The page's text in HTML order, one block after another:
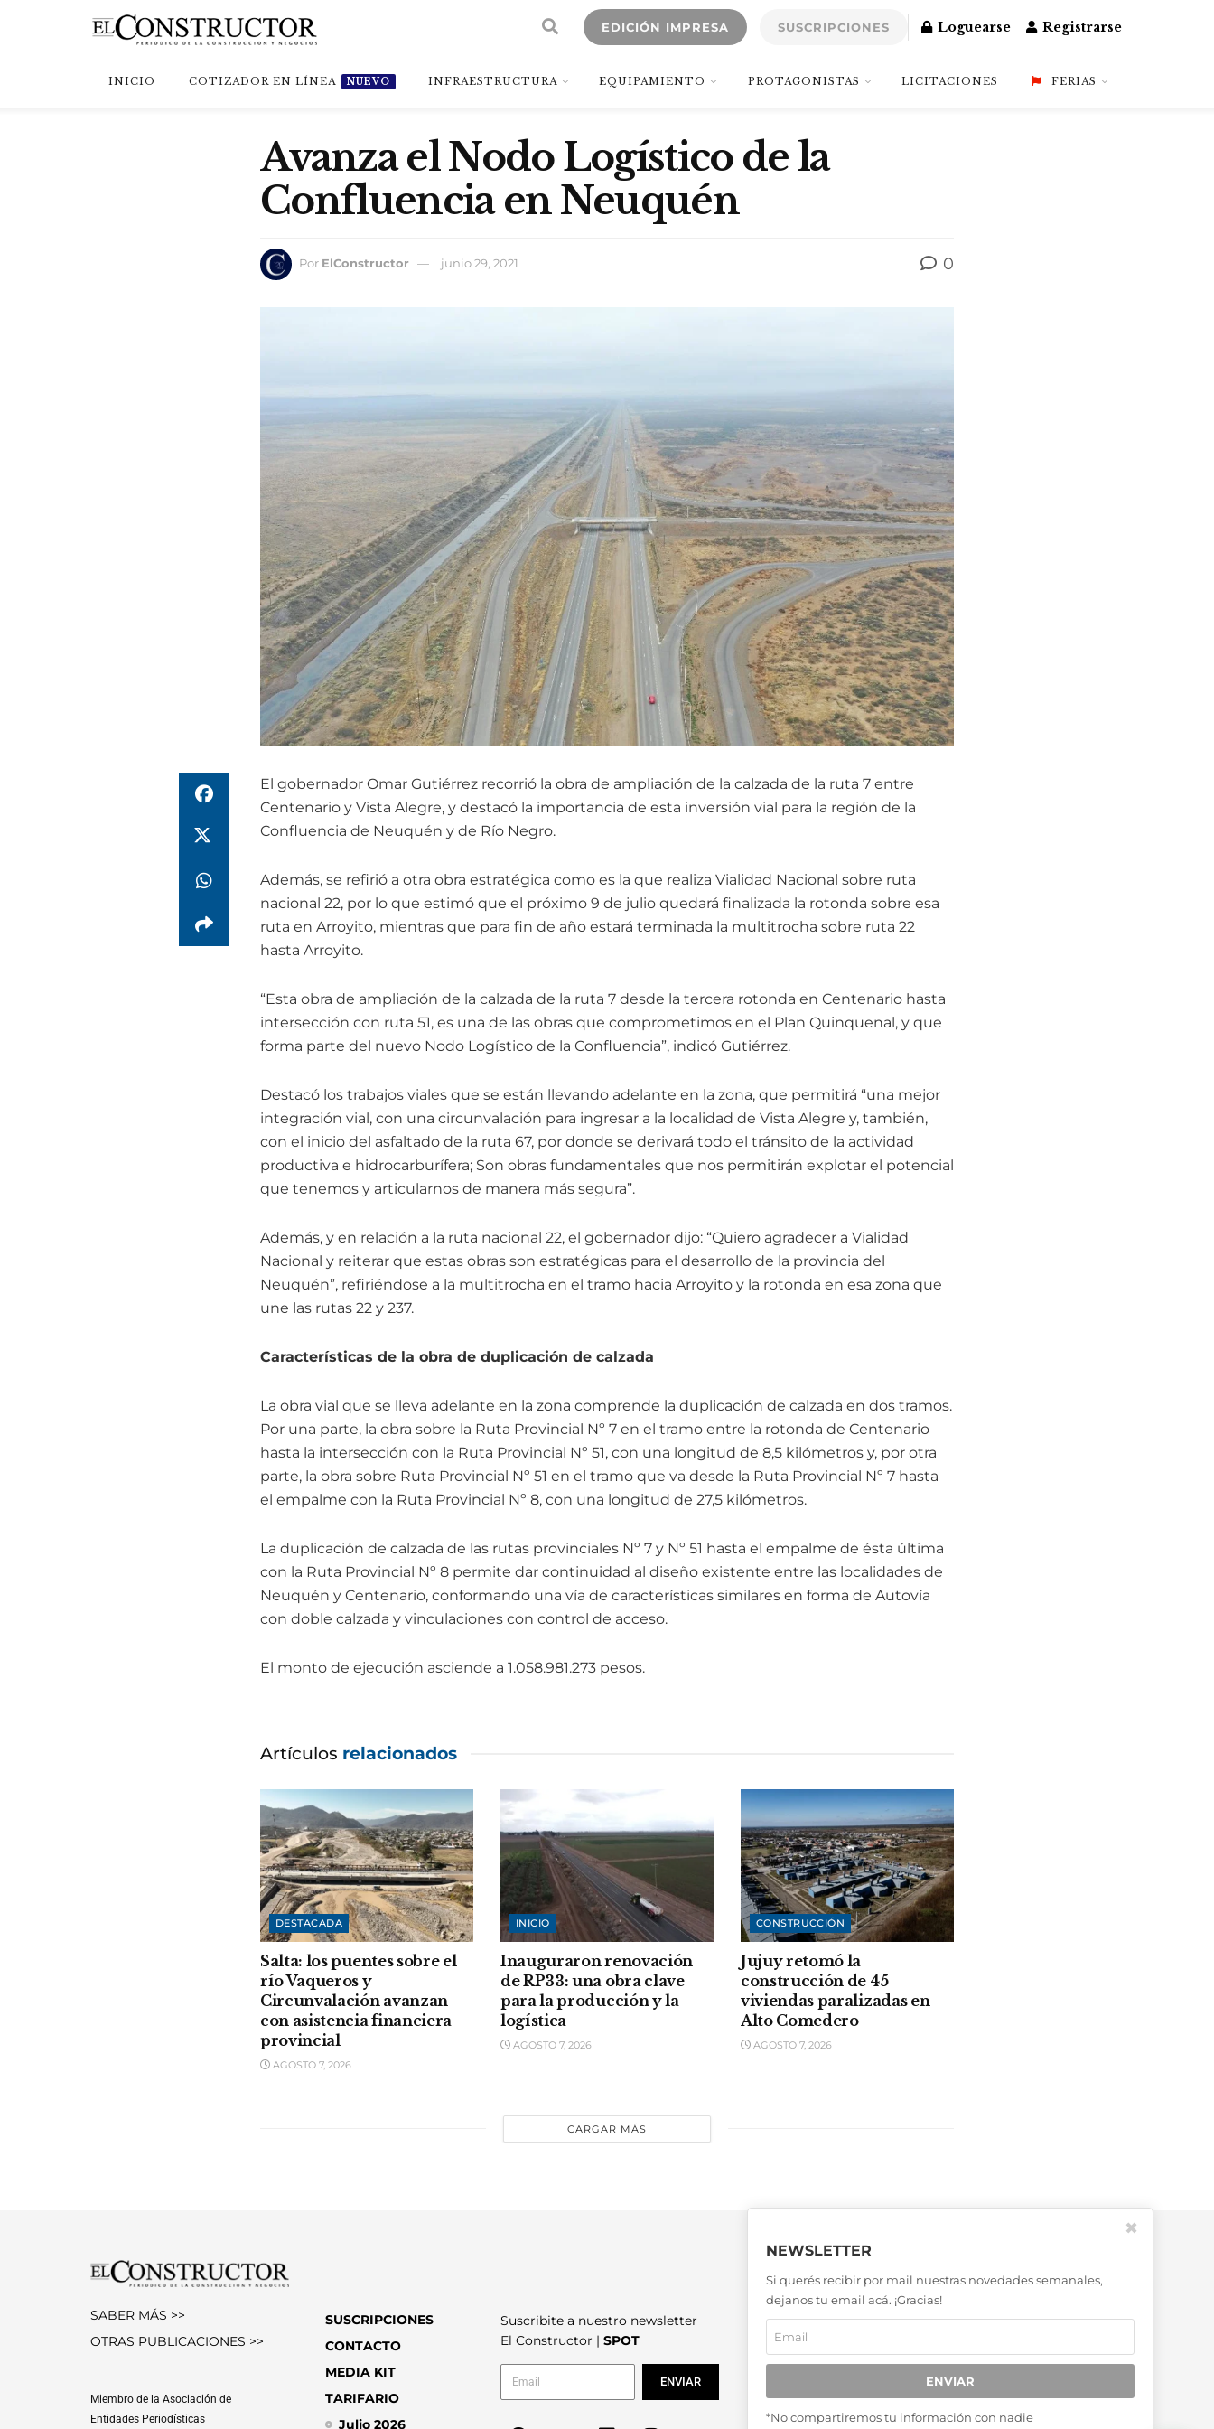
EDICIÓN IMPRESA SUSCRIPCIONES Loguearse Registrarse
INICIO COTIZADOR EN LÍNEA NUEVO INFRAESTRUCTURA EQUIPAMIENTO PROTAGONISTAS LICITACIONES FERIAS
Avanza el Nodo Logístico de la
Confluencia en Neuquén
Por ElConstructor junio 29, 2021 0
El gobernador Omar Gutiérrez recorrió la obra de ampliación de la calzada de la ruta 7 entre
Centenario y Vista Alegre, y destacó la importancia de esta inversión vial para la región de la
Confluencia de Neuquén y de Río Negro.
Además, se refirió a otra obra estratégica como es la que realiza Vialidad Nacional sobre ruta
nacional 22, por lo que estimó que el próximo 9 de julio quedará finalizada la rotonda sobre esa
ruta en Arroyito, mientras que para fin de año estará terminada la multitrocha sobre ruta 22
hasta Arroyito.
“Esta obra de ampliación de la calzada de la ruta 7 desde la tercera rotonda en Centenario hasta
intersección con ruta 51, es una de las obras que comprometimos en el Plan Quinquenal, y que
forma parte del nuevo Nodo Logístico de la Confluencia”, indicó Gutiérrez.
Destacó los trabajos viales que se están llevando adelante en la zona, que permitirá “una mejor
integración vial, con una circunvalación para ingresar a la localidad de Vista Alegre y, también,
con el inicio del asfaltado de la ruta 67, por donde se derivará todo el tránsito de la actividad
productiva e hidrocarburífera; Son obras fundamentales que nos permitirán explotar el potencial
que tenemos y articularnos de manera más segura”.
Además, y en relación a la ruta nacional 22, el gobernador dijo: “Quiero agradecer a Vialidad
Nacional y reiterar que estas obras son estratégicas para el desarrollo de la provincia del
Neuquén”, refiriéndose a la multitrocha en el tramo hacia Arroyito y la rotonda en esa zona que
une las rutas 22 y 237.
Características de la obra de duplicación de calzada
La obra vial que se lleva adelante en la zona comprende la duplicación de calzada en dos tramos.
Por una parte, la obra sobre la Ruta Provincial Nº 7 en el tramo entre la rotonda de Centenario
hasta la intersección con la Ruta Provincial Nº 51, con una longitud de 8,5 kilómetros y, por otra
parte, la obra sobre Ruta Provincial Nº 51 en el tramo que va desde la Ruta Provincial Nº 7 hasta
el empalme con la Ruta Provincial Nº 8, con una longitud de 27,5 kilómetros.
La duplicación de calzada de las rutas provinciales Nº 7 y Nº 51 hasta el empalme de ésta última
con la Ruta Provincial Nº 8 permite dar continuidad al diseño existente entre las localidades de
Neuquén y Centenario, conformando una vía de características similares en forma de Autovía
con doble calzada y vinculaciones con control de acceso.
El monto de ejecución asciende a 1.058.981.273 pesos.
Artículos relacionados
DESTACADA
Salta: los puentes sobre el
río Vaqueros y
Circunvalación avanzan
con asistencia financiera
provincial
AGOSTO 7, 2026
INICIO
Inauguraron renovación
de RP33: una obra clave
para la producción y la
logística
AGOSTO 7, 2026
CONSTRUCCIÓN
Jujuy retomó la
construcción de 45
viviendas paralizadas en
Alto Comedero
AGOSTO 7, 2026
CARGAR MÁS
SABER MÁS >>
OTRAS PUBLICACIONES >>
Miembro de la Asociación de
Entidades Periodísticas
SUSCRIPCIONES
CONTACTO
MEDIA KIT
TARIFARIO
Julio 2026
Suscribite a nuestro newsletter
El Constructor | SPOT
ENVIAR
NEWSLETTER
Si querés recibir por mail nuestras novedades semanales,
dejanos tu email acá. ¡Gracias!
ENVIAR
*No compartiremos tu información con nadie
✖